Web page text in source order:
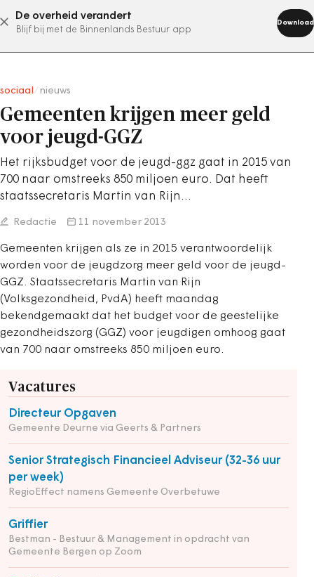
De overheid verandert
Blijf bij met de Binnenlands Bestuur app
Download
abonneer nu
sociaal nieuws
Gemeenten krijgen meer geld
voor jeugd-GGZ
Het rijksbudget voor de jeugd-ggz gaat in 2015 van
700 naar omstreeks 850 miljoen euro. Dat heeft
staatssecretaris Martin van Rijn…
Redactie 11 november 2013
Gemeenten krijgen als ze in 2015 verantwoordelijk
worden voor de jeugdzorg meer geld voor de jeugd-
GGZ. Staatssecretaris Martin van Rijn
(Volksgezondheid, PvdA) heeft maandag
bekendgemaakt dat het budget voor de geestelijke
gezondheidszorg (GGZ) voor jeugdigen omhoog gaat
van 700 naar omstreeks 850 miljoen euro.
Vacatures
Directeur Opgaven
Gemeente Deurne via Geerts & Partners
Senior Strategisch Financieel Adviseur (32-36 uur
per week)
RegioEffect namens Gemeente Overbetuwe
Griffier
Bestman - Bestuur & Management in opdracht van
Gemeente Bergen op Zoom